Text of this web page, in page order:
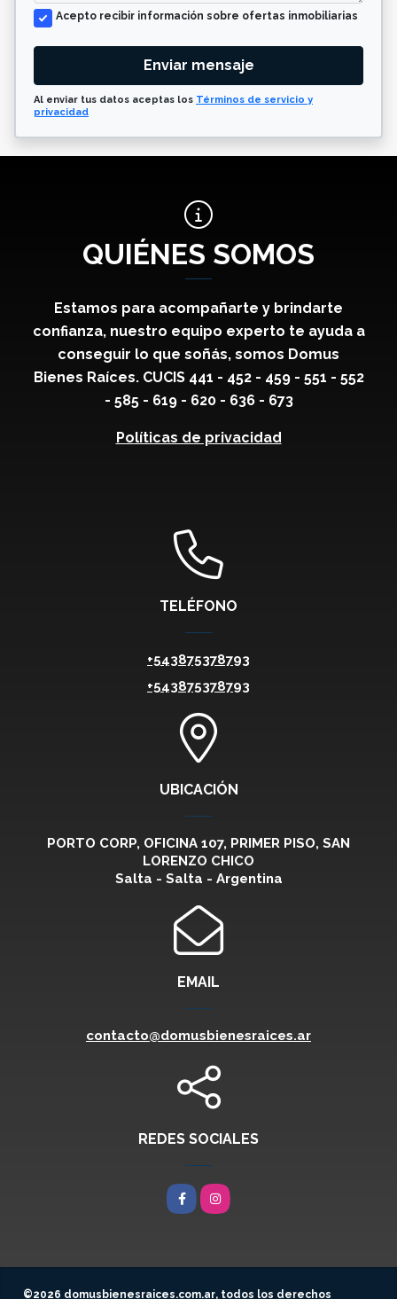
Acepto recibir información sobre ofertas inmobiliarias
Enviar mensaje
Al enviar tus datos aceptas los Términos de servicio y
privacidad
QUIÉNES SOMOS
Estamos para acompañarte y brindarte
confianza, nuestro equipo experto te ayuda a
conseguir lo que soñás, somos Domus
Bienes Raíces. CUCIS 441 - 452 - 459 - 551 - 552
- 585 - 619 - 620 - 636 - 673
Políticas de privacidad
TELÉFONO
+543875378793
+543875378793
UBICACIÓN
PORTO CORP, OFICINA 107, PRIMER PISO, SAN
LORENZO CHICO
Salta - Salta - Argentina
EMAIL
contacto@domusbienesraices.ar
REDES SOCIALES
FacebookInstagram
©2026 domusbienesraices.com.ar, todos los derechos